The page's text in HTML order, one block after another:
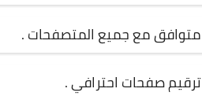
متوافق مع جميع المتصفحات .
ترقيم صفحات احترافي .